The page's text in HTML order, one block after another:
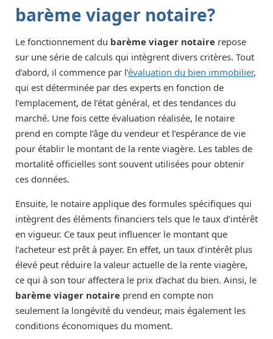
barème viager notaire?
Le fonctionnement du barème viager notaire repose
sur une série de calculs qui intègrent divers critères. Tout
d’abord, il commence par l’évaluation du bien immobilier,
qui est déterminée par des experts en fonction de
l’emplacement, de l’état général, et des tendances du
marché. Une fois cette évaluation réalisée, le notaire
prend en compte l’âge du vendeur et l’espérance de vie
pour établir le montant de la rente viagère. Les tables de
mortalité officielles sont souvent utilisées pour obtenir
ces données.
Ensuite, le notaire applique des formules spécifiques qui
intègrent des éléments financiers tels que le taux d’intérêt
en vigueur. Ce taux peut influencer le montant que
l’acheteur est prêt à payer. En effet, un taux d’intérêt plus
élevé peut réduire la valeur actuelle de la rente viagère,
ce qui à son tour affectera le prix d’achat du bien. Ainsi, le
barème viager notaire prend en compte non
seulement la longévité du vendeur, mais également les
conditions économiques du moment.